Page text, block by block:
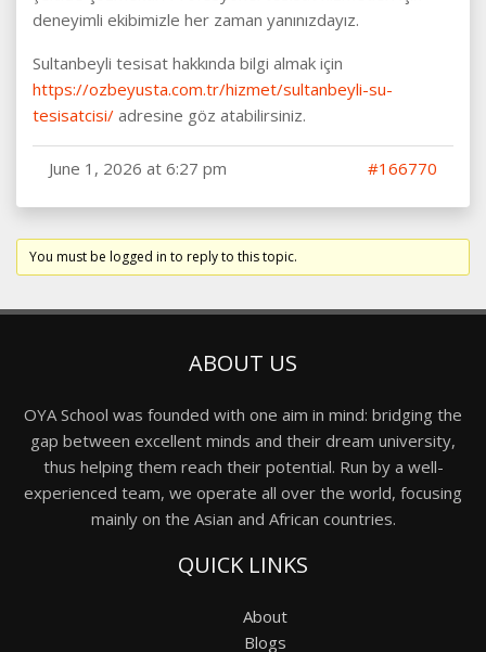
deneyimli ekibimizle her zaman yanınızdayız.
Sultanbeyli tesisat hakkında bilgi almak için
https://ozbeyusta.com.tr/hizmet/sultanbeyli-su-
tesisatcisi/ adresine göz atabilirsiniz.
June 1, 2026 at 6:27 pm #166770
You must be logged in to reply to this topic.
ABOUT US
OYA School was founded with one aim in mind: bridging the
gap between excellent minds and their dream university,
thus helping them reach their potential. Run by a well-
experienced team, we operate all over the world, focusing
mainly on the Asian and African countries.
QUICK LINKS
About
Blogs